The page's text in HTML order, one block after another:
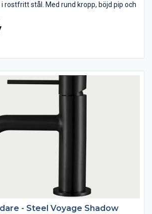
rostfritt stål. Med rund kropp, böjd pip och
- Steel Voyage Shadow